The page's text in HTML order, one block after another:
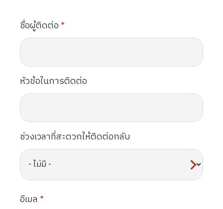
ชื่อผู้ติดต่อ
หัวข้อในการติดต่อ
ช่วงเวลาที่สะดวกให้ติดต่อกลับ
อีเมล